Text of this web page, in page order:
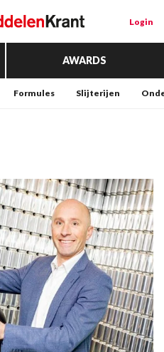
Login
AWARDS
Formules Slijterijen